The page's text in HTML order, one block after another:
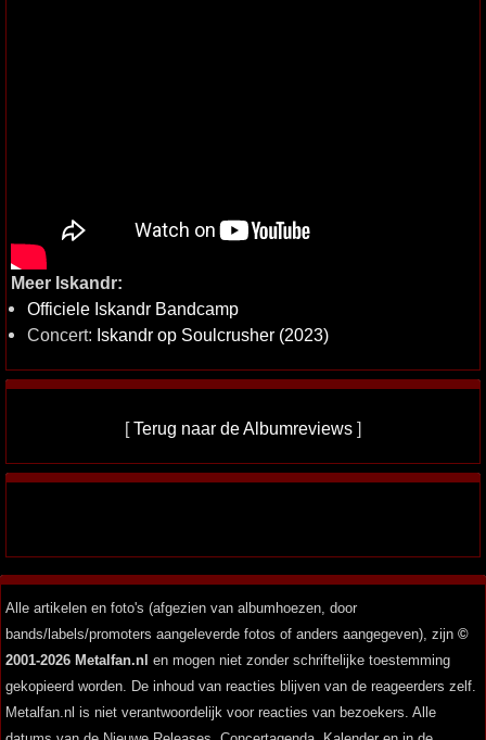
Meer Iskandr:
Officiele Iskandr Bandcamp
Concert: Iskandr op Soulcrusher (2023)
[Terug naar de Albumreviews ]
Alle artikelen en foto's (afgezien van albumhoezen, door
bands/labels/promoters aangeleverde fotos of anders aangegeven), zijn ©
2001-2026 Metalfan.nl en mogen niet zonder schriftelijke toestemming
gekopieerd worden. De inhoud van reacties blijven van de reageerders zelf.
Metalfan.nl is niet verantwoordelijk voor reacties van bezoekers. Alle